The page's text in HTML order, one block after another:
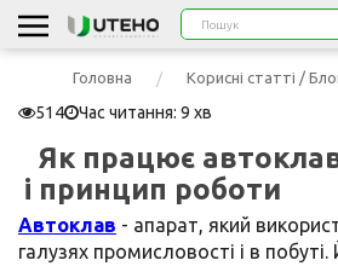
Головна Корисні статті /
514 Час читання: 9 хв
Як працює
і принцип роботи
Автоклав - апарат, який
галузях промисловості і в